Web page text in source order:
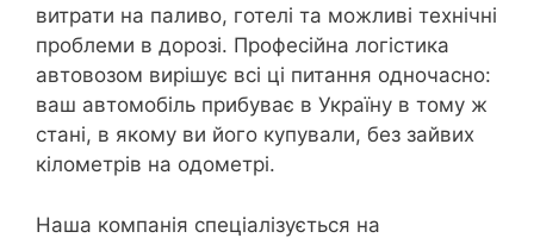
витрати на паливо, готелі та можливі технічні
проблеми в дорозі. Професійна логістика
автовозом вирішує всі ці питання одночасно:
ваш автомобіль прибуває в Україну в тому ж
стані, в якому ви його купували, без зайвих
кілометрів на одометрі.
Наша компанія спеціалізується на